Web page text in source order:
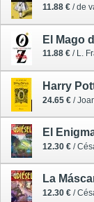
11.88 € / de
El Mago
11.88 € / L.
24.65 € /
El
12.30 € /
La
12.30 € /